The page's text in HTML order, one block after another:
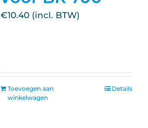
€10.40
Toevoegen aan
winkelwagen
Details